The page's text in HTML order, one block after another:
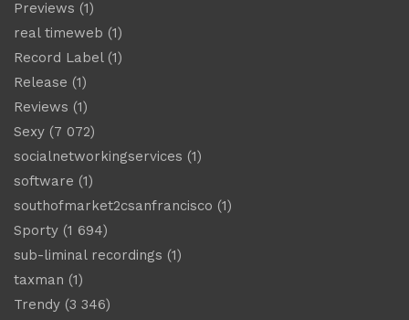
Previews (1)
real timeweb (1)
Record Label(1)
Release (1)
Reviews (1)
Sexy (7 072)
socialnetworkingservices (1)
software (1)
southofmarket2csanfrancisco (1)
Sporty (1 694)
sub-liminal recordings (1)
taxman (1)
Trendy (3 346)